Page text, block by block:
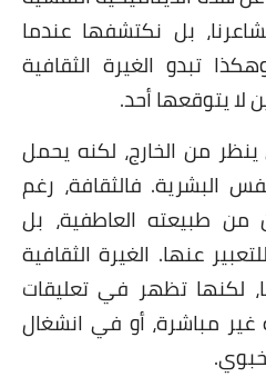
بل نكتشفها عندما
تبدو الغيرة الثقافية
يتوقعها أحد.
من الخارج، لكنه يحمل
البشرية. فالثقافة، رغم
من طبيعته العاطفية، بل
عنها. الغيرة الثقافية
لكنها تظهر في تعليقات
مباشرة، أو في انشغال